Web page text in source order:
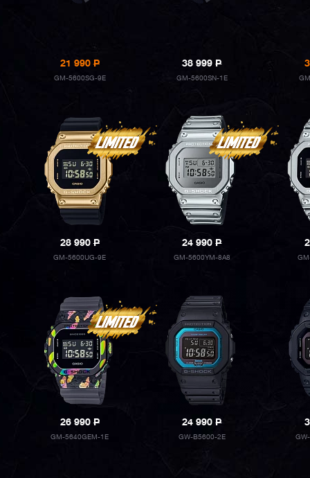
21 990P
GM-5600SG-9E
38 999P
GM-5600SN-1E
28 990P
GM-5600UG-9E
24 990P
GM-5600YM-8A8
26 990P
GM-5640GEM-1E
24 990P
GW-B5600-2E